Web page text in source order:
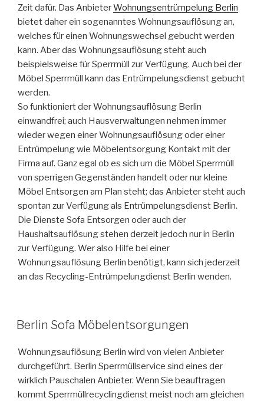
Zeit dafür. Das AnbieterWohnungsentrümpelung Berlin
bietet daher ein sogenanntes Wohnungsauflösung an,
welches für einen Wohnungswechsel gebucht werden
kann. Aber das Wohnungsauflösung steht auch
beispielsweise für Sperrmüll zur Verfügung. Auch bei der
Möbel Sperrmüll kann das Entrümpelungsdienst gebucht
werden.
So funktioniert der Wohnungsauflösung Berlin
einwandfrei; auch Hausverwaltungen nehmen immer
wieder wegen einer Wohnungsauflösung oder einer
Entrümpelung wie Möbelentsorgung Kontakt mit der
Firma auf. Ganz egal ob es sich um die Möbel Sperrmüll
von sperrigen Gegenständen handelt oder nur kleine
Möbel Entsorgen am Plan steht; das Anbieter steht auch
spontan zur Verfügung als Entrümpelungsdienst Berlin.
Die Dienste Sofa Entsorgen oder auch der
Haushaltsauflösung stehen derzeit jedoch nur in Berlin
zur Verfügung. Wer also Hilfe bei einer
Wohnungsauflösung Berlin benötigt, kann sich jederzeit
an das Recycling-Entrümpelungdienst Berlin wenden.
VERÖFFENTLICHT
AM
Berlin Sofa Möbelentsorgungen
Wohnungsauflösung Berlin wird von vielen Anbieter
durchgeführt. Berlin Sperrmüllservice sind eines der
wirklich Pauschalen Anbieter. Wenn Sie beauftragen
kommt Sperrmüllrecyclingdienst meist noch am gleichen